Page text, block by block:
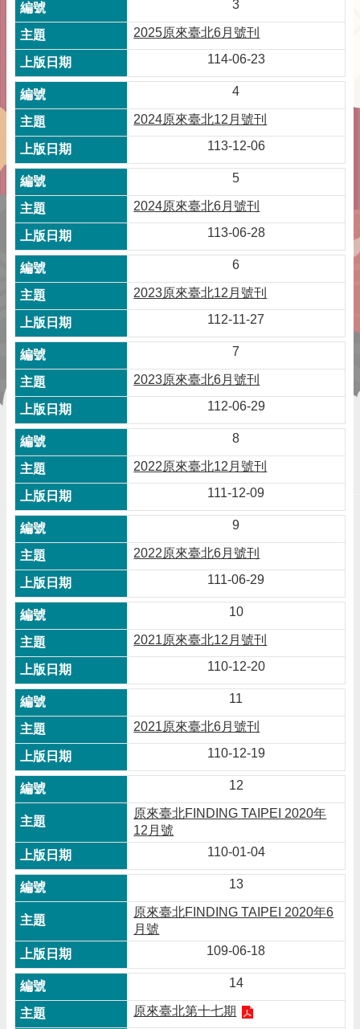
3
2025原來臺北6月號刊
114-06-23
4
2024原來臺北12月號刊
113-12-06
5
2024原來臺北6月號刊
113-06-28
6
2023原來臺北12月號刊
112-11-27
7
2023原來臺北6月號刊
112-06-29
8
2022原來臺北12月號刊
111-12-09
9
2022原來臺北6月號刊
111-06-29
10
2021原來臺北12月號刊
110-12-20
11
2021原來臺北6月號刊
110-12-19
12
原來臺北FINDING TAIPEI 2020年
12月號
110-01-04
13
原來臺北FINDING TAIPEI 2020年6
月號
109-06-18
14
原來臺北第十七期